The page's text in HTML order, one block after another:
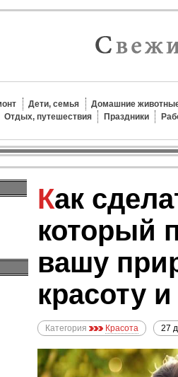
Дети, семья
Домашние
Отдых, путешествия Праздники
Как сделать макияж,
который
вашу
красоту
Категория Красота 27